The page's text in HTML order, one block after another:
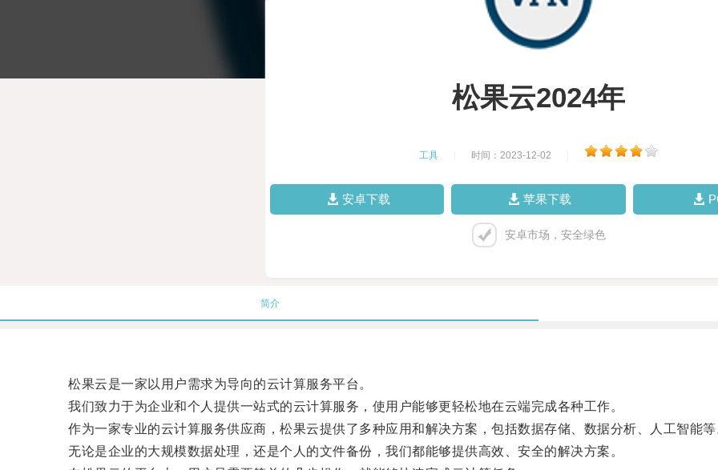
松果云2024年
工具 时间：2023-12-02
安卓下载 苹果下载
安卓市场，安全绿色
简介
松果云是一家以用户需求为导向的云计算服务平台。
我们致力于为企业和个人提供一站式的云计算服务，使用户能够更轻松地在云端完成各种工作。
作为一家专业的云计算服务供应商，松果云提供了多种应用和解决方案，包括数据存储、数据分析、人工智能等
无论是企业的大规模数据处理，还是个人的文件备份，我们都能够提供高效、安全的解决方案。